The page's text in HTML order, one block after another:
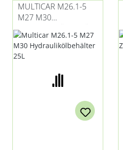
MULTICAR M26.1-5
M27 M30
HYDRAULIKÖLBEHÄLT
ER 25L